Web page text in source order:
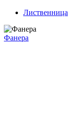
Лиственница
Фанера